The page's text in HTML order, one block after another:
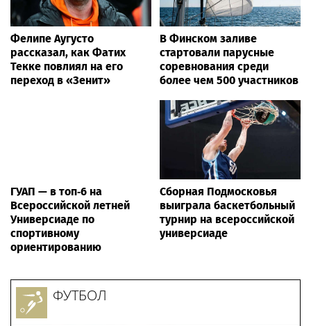
Фелипе Аугусто
рассказал, как Фатих
Текке повлиял на его
переход в «Зенит»
В Финском заливе
стартовали парусные
соревнования среди
более чем 500 участников
ГУАП — в топ‑6 на
Всероссийской летней
Универсиаде по
спортивному
ориентированию
Сборная Подмосковья
выиграла баскетбольный
турнир на всероссийской
универсиаде
ФУТБОЛ